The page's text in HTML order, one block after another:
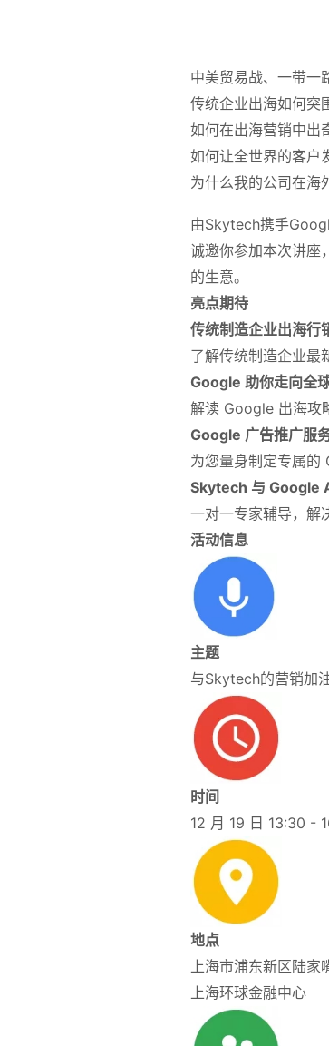
中美贸易战、一带一
传统企业出海如何突
如何在出海营销中出
如何让全世界的客户
为什么我的公司在海
由Skytech携手
诚邀你参加本次讲座
的生意。
亮点期待
传统制造企业出海行
了解传统制造企业最
Google 助你走向全
解读 Google 出海攻
Google 广告推广服
为您量身制定专属的
Skytech 与 Google
一对一专家辅导，解
活动信息
主题
与Skytech的营销加
时间
12 月 19 日 13:30 -
地点
上海市浦东新区陆家
上海环球金融中心